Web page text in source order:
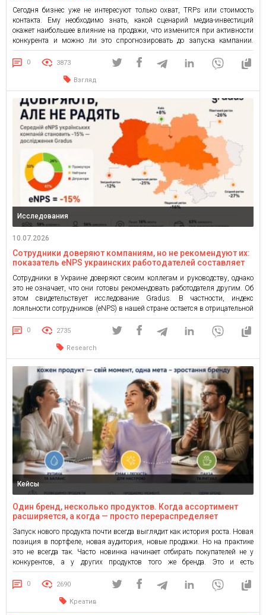
Сегодня бизнес уже не интересуют только охват, TRPs или стоимость
контакта. Ему необходимо знать, какой сценарий медиа-инвестиций
окажет наибольшее влияние на продажи, что изменится при активности
конкурента и можно ли это спрогнозировать до запуска кампании.
Почему классической аналитики сегодня недостаточно? Агентство без
собственной data-экспертизы и направления R&D постепенно теряет
конкурентоспособность. Высокая турбулентность, чувствительность
аудиторий, изменения […]
0 3873
Взгляд
Исследования
10.07.2026
Сотрудники доверяют компаниям, но не рекомендуют их:
показатель eNPS украинских работодателей составляет
Сотрудники в Украине доверяют своим коллегам и руководству, однако
это не означает, что они готовы рекомендовать работодателя другим. Об
этом свидетельствует исследование Gradus. В частности, индекс
лояльности сотрудников (eNPS) в нашей стране остается в отрицательной
зоне, а его уровень существенно различается в зависимости от региона.
Индекс лояльности: тех, кто не порекомендует компанию, больше, чем тех,
[…]
0 2735
Research
Кейсы
Один бренд, несколько продуктов. Когда ассортимент
расширяется, а когда — просто перераспределяет
Запуск нового продукта почти всегда выглядит как история роста. Новая
позиция в портфеле, новая аудитория, новые продажи. Но на практике
это не всегда так. Часто новинка начинает отбирать покупателей не у
конкурентов, а у других продуктов того же бренда. Это и есть
каннибализация. Бренд инвестирует в производство нового SKU, его
дистрибуцию и рекламную поддержку, но […]
0 2690
Креатив